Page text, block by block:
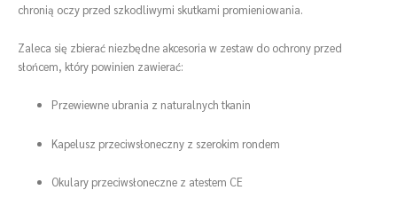
chronią oczy przed szkodliwymi skutkami promieniowania.
Zaleca się zbierać niezbędne akcesoria w zestaw do ochrony przed
słońcem, który powinien zawierać:
Przewiewne ubrania z naturalnych tkanin
Kapelusz przeciwsłoneczny z szerokim rondem
Okulary przeciwsłoneczne z atestem CE